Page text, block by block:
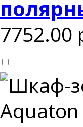
7752.00